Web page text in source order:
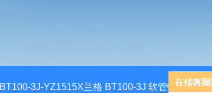
BT100-3J-YZ1515X兰格 BT100-3J 软管蠕动泵